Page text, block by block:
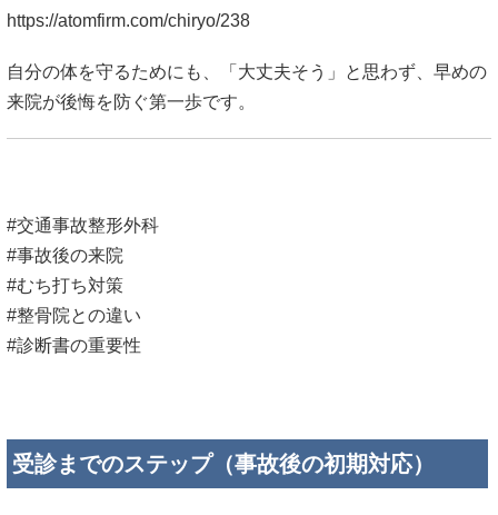
https://atomfirm.com/chiryo/238
自分の体を守るためにも、「大丈夫そう」と思わず、早めの
来院が後悔を防ぐ第一歩です。
#交通事故整形外科
#事故後の来院
#むち打ち対策
#整骨院との違い
#診断書の重要性
受診までのステップ（事故後の初期対応）